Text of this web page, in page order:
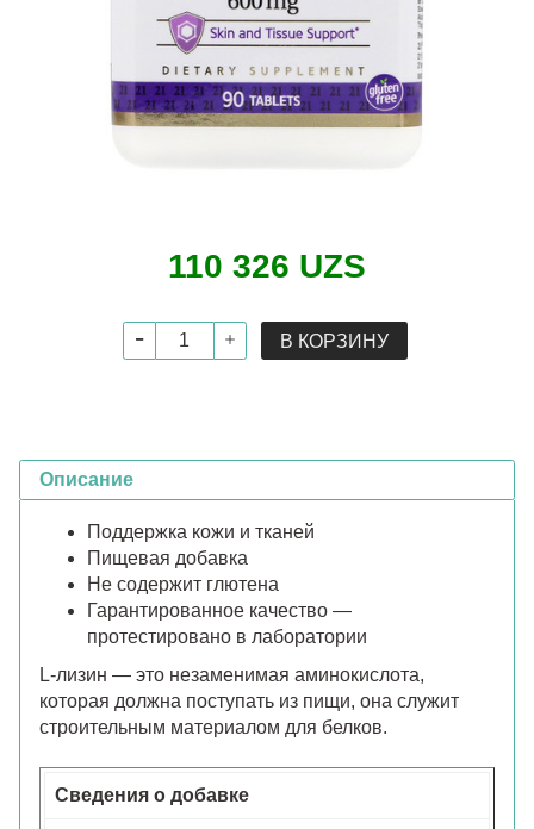
110 326 UZS
В КОРЗИНУ
Описание
Поддержка кожи и тканей
Пищевая добавка
Не содержит глютена
Гарантированное качество —
протестировано в лаборатории
L-лизин — это незаменимая аминокислота,
которая должна поступать из пищи, она служит
строительным материалом для белков.
Сведения о добавке